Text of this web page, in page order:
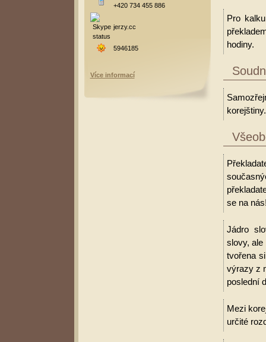
Pro
hodiny.
korejštiny.
se na
Jádro
slovy, ale
tvořena
výrazy z
poslední
Mezi
určité
+420 734 455 886
jerzy.cc
5946185
Více informací